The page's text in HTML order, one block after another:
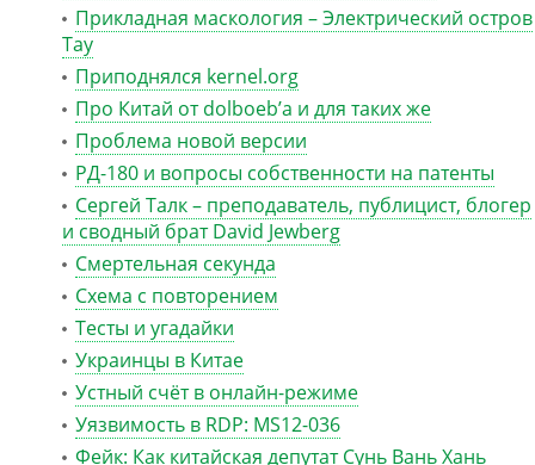
Прикладная маскология – Электрический остров
Тау
Приподнялся kernel.org
Про Китай от dolboeb’а и для таких же
Проблема новой версии
РД-180 и вопросы собственности на патенты
Сергей Талк – преподаватель, публицист, блогер
и сводный брат David Jewberg
Смертельная секунда
Схема с повторением
Тесты и угадайки
Украинцы в Китае
Устный счёт в онлайн-режиме
Уязвимость в RDP: MS12-036
Фейк: Как китайская депутат Сунь Вань Хань